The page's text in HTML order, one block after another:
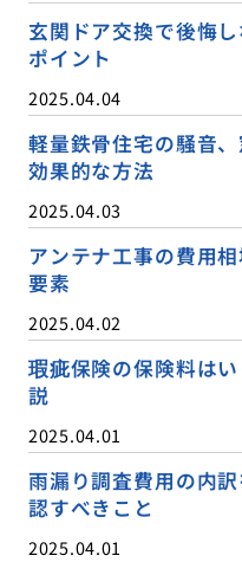
玄関ドア交換で後悔
ポイント
2025.04.04
軽量鉄骨住宅の騒音
効果的な方法
2025.04.03
アンテナ工事の費用
要素
2025.04.02
瑕疵保険の保険料は
説
2025.04.01
雨漏り調査費用の内
認すべきこと
2025.04.01